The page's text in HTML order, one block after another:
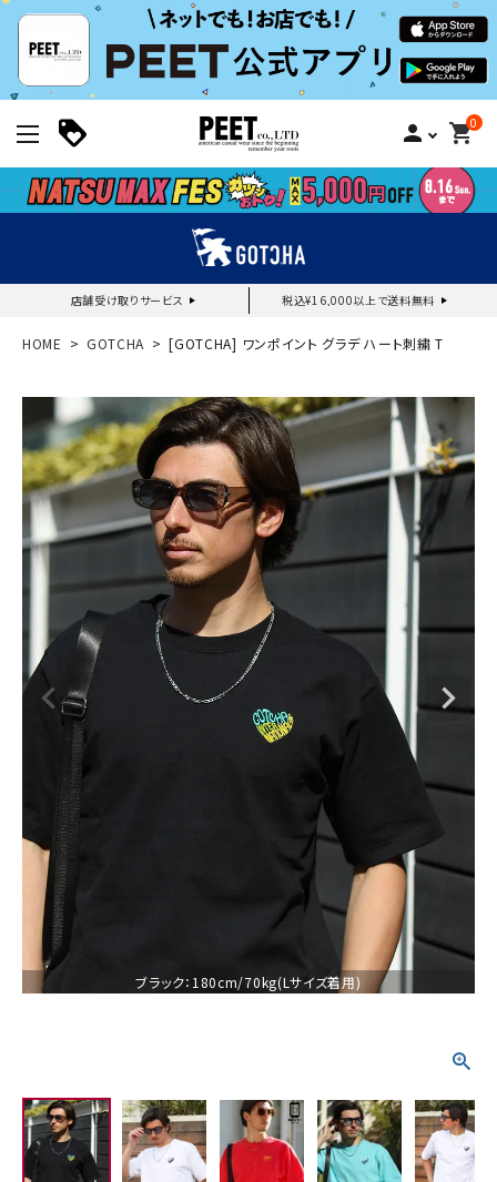
person 0
shopping_cart
店舗受け取りサービス 税込¥16,000以上で送料無料
新規会員登録｜ログイン
ご利用ガイド
search
ブランドメニュー
新着アイテム
カテゴリー
スタイリング
ニュース・特集
ランキング
お問い合わせ
HOME GOTCHA [GOTCHA] ワンポイント グラデ ハート刺繍 T
ブラック：180cm/70kg(Lサイズ着用)